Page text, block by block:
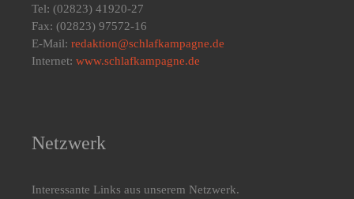
Tel: (02823) 41920-27
Fax: (02823) 97572-16
E-Mail: redaktion@schlafkampagne.de
Internet: www.schlafkampagne.de
Netzwerk
Interessante Links aus unserem Netzwerk.